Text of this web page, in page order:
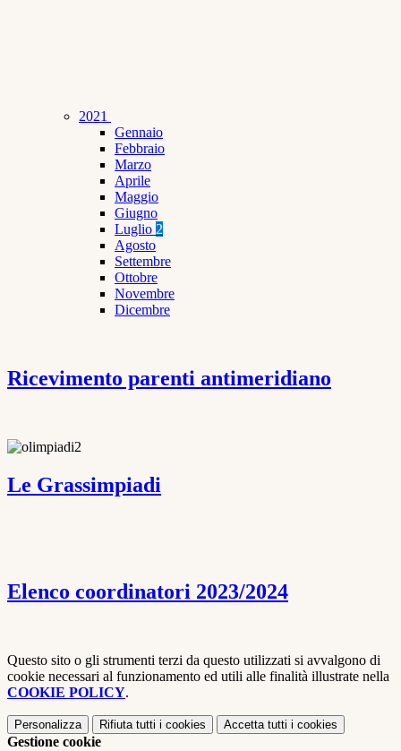
2021
Gennaio
Febbraio
Marzo
Aprile
Maggio
Giugno
Luglio 2
Agosto
Settembre
Ottobre
Novembre
Dicembre
Ricevimento parenti antimeridiano
Le Grassimpiadi
Elenco coordinatori 2023/2024
Questo sito o gli strumenti terzi da questo utilizzati si avvalgono di
cookie necessari al funzionamento ed utili alle finalità illustrate nella
COOKIE POLICY.
Personalizza Rifiuta tutti i cookies Accetta tutti i cookies
Gestione cookie